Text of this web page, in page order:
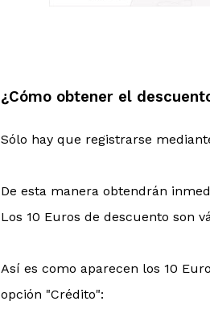
¿Cómo obtener el
Sólo hay que registrarse
De esta manera obtendrán
Los 10 Euros de descuento son
Así es como aparecen los 10
opción "Crédito":